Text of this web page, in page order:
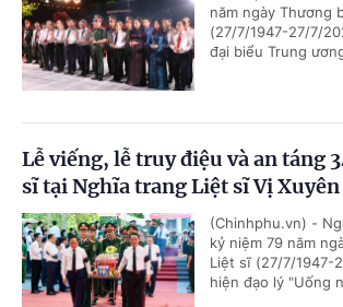
năm ngày Thương
(27/7/1947-27/7/
đại biểu Trung
Lễ viếng, lễ truy điệu và an táng
sĩ tại Nghĩa trang Liệt sĩ Vị Xuyên
(Chinhphu.vn) -
kỷ niệm 79 năm
Liệt sĩ (27/7/1947-
hiện đạo lý "Uống